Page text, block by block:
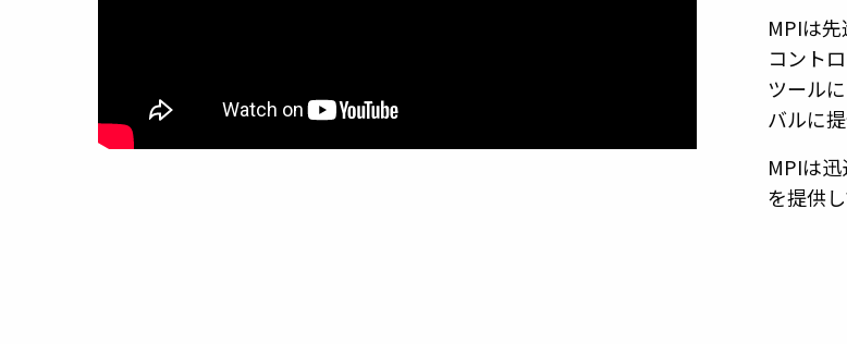
MPIは
コント
ツール
バルに
MPIは
を提供